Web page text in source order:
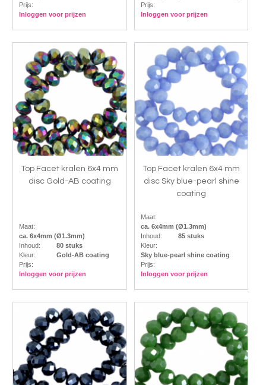
Prijs:
Inloggen voor prijzen
Prijs:
Inloggen voor prijzen
Top Facet kralen 6x4 mm
disc Gold-AB coating
Maat:
ca. 6x4mm (Ø1.3mm)
Inhoud:
80 stuks
Kleur:
Gold-AB coating
Prijs:
Inloggen voor prijzen
Top Facet kralen 6x4 mm
disc Sky blue-pearl shine
coating
Maat:
ca. 6x4mm (Ø1.3mm)
Inhoud:
85 stuks
Kleur:
Sky blue-pearl shine coating
Prijs:
Inloggen voor prijzen